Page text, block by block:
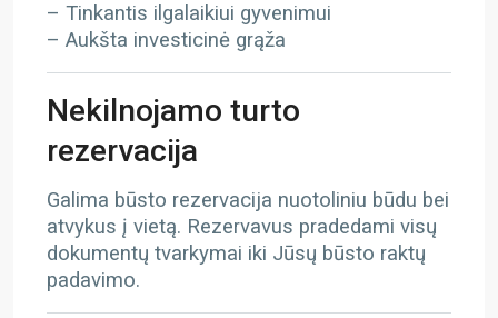
– Tinkantis ilgalaikiui gyvenimui
– Aukšta investicinė grąža
Nekilnojamo turto
rezervacija
Galima būsto rezervacija nuotoliniu būdu bei
atvykus į vietą. Rezervavus pradedami visų
dokumentų tvarkymai iki Jūsų būsto raktų
padavimo.